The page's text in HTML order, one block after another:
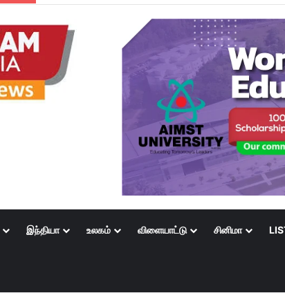
இந்தியா உலகம் விளையாட்டு சினிமா